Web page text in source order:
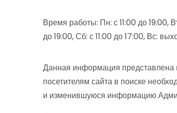
Время работы: Пн: с 11:00 до 19:00,
до 19:00, Сб: с 11:00 до 17:00, Вс:
Данная информация представлена
посетителям сайта в поиске
и изменившуюся информацию